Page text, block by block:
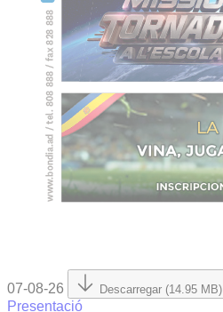
07-08-26 Descarregar (14.95 MB)
Presentació